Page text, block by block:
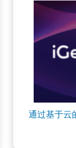
通过基于云